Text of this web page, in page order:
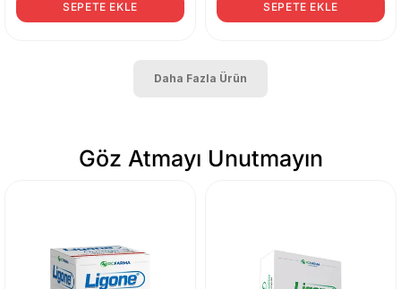
SEPETE EKLE SEPETE EKLE
Daha Fazla Ürün
Göz Atmayı Unutmayın